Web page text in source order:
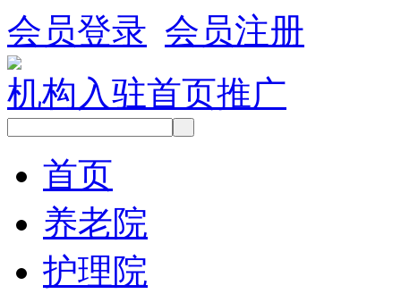
会员登录 会员注册
机构入驻首页推广
首页
养老院
护理院